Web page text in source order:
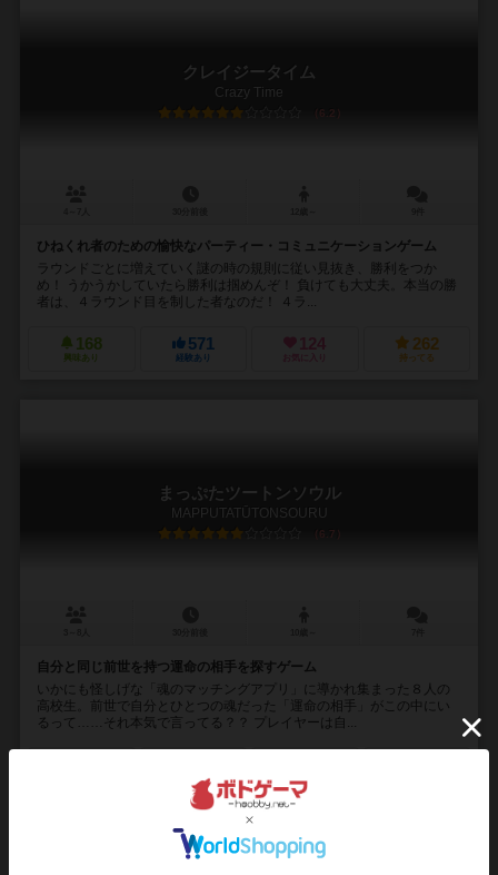
クレイジータイム
Crazy Time
6.2
ひねくれ者のための愉快なパーティー・コミュニケーションゲーム
ラウンドごとに増えていく謎の時の規則に従い見抜き、勝利をつか
め！ うかうかしていたら勝利は掴めんぞ！ 負けても大丈夫。本当の勝
者は、４ラウンド目を制した者なのだ！ ４ラ...
168
興味あり
571
経験あり
124
お気に入り
262
持ってる
まっぷたツートンソウル
MAPPUTATŪTONSOURU
6.7
自分と同じ前世を持つ運命の相手を探すゲーム
いかにも怪しげな「魂のマッチングアプリ」に導かれ集まった８人の
高校生。前世で自分とひとつの魂だった「運命の相手」がこの中にい
るって……それ本気で言ってる？？ プレイヤーは自...
経験あり お気に入り